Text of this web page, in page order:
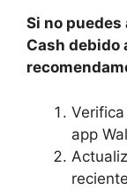
Si ⁢no
‍Cash⁢ debido
app